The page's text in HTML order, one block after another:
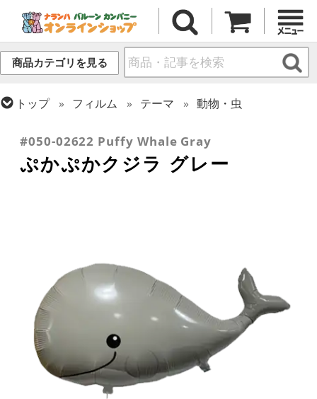
商品カテゴリを見る
トップ フィルム テーマ
動物・虫
#050-02622 Puffy Whale Gray
ぷかぷかクジラ グレー